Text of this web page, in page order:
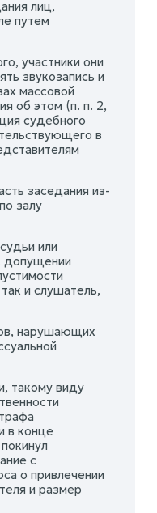
лиц,
путем
участники они
звукозапись и
массовой
об этом (п. п. 2,
судебного
в
заседания из-
залу
или
допущении
и слушатель,
нарушающих
такому виду
в конце
с
о привлечении
и размер